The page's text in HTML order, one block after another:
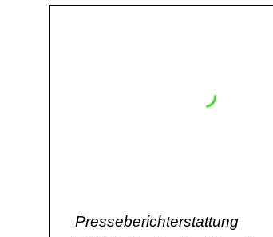
Presseberichterstattung